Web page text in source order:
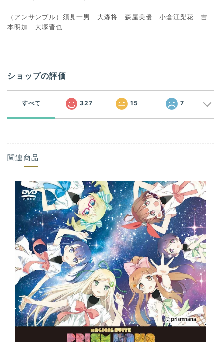
（アンサンブル）須見一男 大森将 森屋美優 小倉江梨花 吉
本明加 大塚晋也
ショップの評価
すべて 327 15 7
関連商品